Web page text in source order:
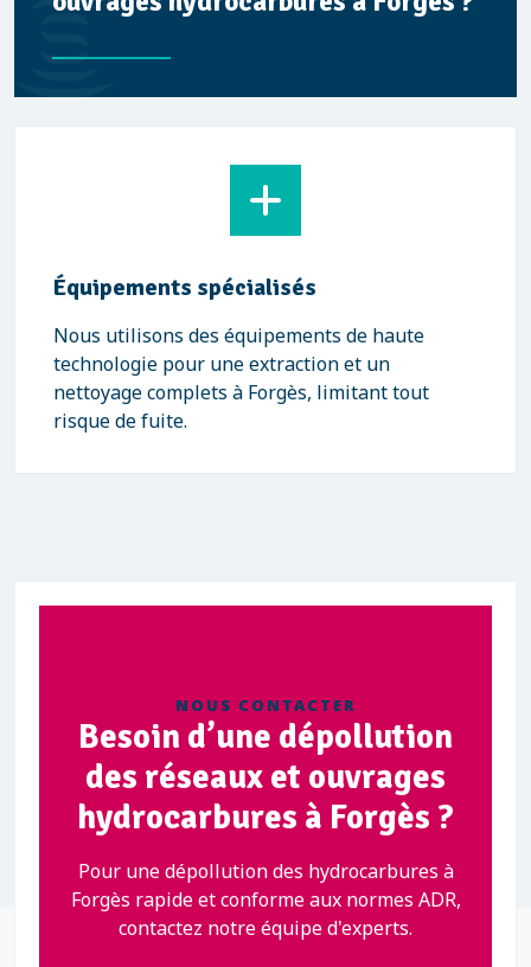
Équipements spécialisés
Nous utilisons des équipements de haute
technologie pour une extraction et un
nettoyage complets à Forgès, limitant tout
risque de fuite.
NOUS CONTACTER
Besoin d’une dépollution
des réseaux et ouvrages
hydrocarbures à Forgès ?
Pour une dépollution des hydrocarbures à
Forgès rapide et conforme aux normes ADR,
contactez notre équipe d'experts.